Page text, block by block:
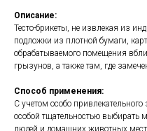
Описание:
Тесто-брикеты, не извлекая из
подложки из плотной бумаги,
обрабатываемого помещения
грызунов, а также там, где
Способ применения:
С учетом особо
особой тщательностью выбирать